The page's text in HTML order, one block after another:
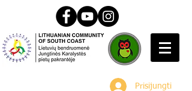
Prisijungti